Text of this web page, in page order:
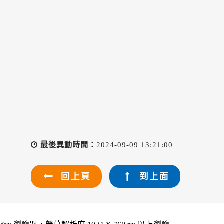
最後異動時間： 2024-09-09 13:21:00
回上頁 到上面